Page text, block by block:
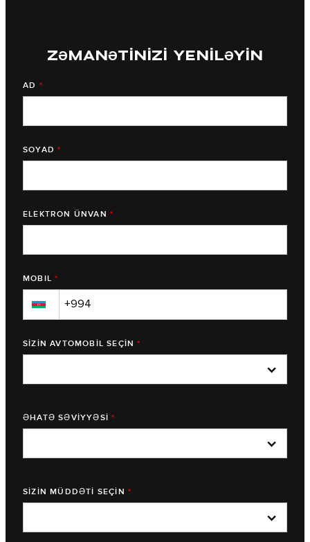
ZƏMANƏTİNİZİ YENİLƏYİN
AD *
SOYAD *
ELEKTRON ÜNVAN *
MOBIL *
SİZİN AVTOMOBİL SEÇİN *
ƏHATƏ SƏVİYYƏSİ *
SİZİN MÜDDƏTİ SEÇİN *